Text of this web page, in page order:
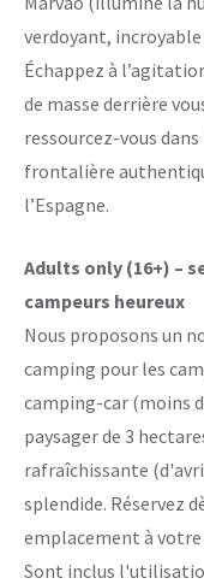
verdoyant,
Échappez à
de masse derrière
ressourcez-vous
frontalière
l’Espagne.
Adults only (16+) –
campeurs heureux
Nous proposons un
camping pour les
camping-car (moins
paysager de 3
rafraîchissante
splendide. Réservez
emplacement à
Sont inclus